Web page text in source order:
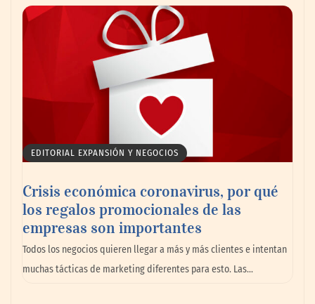
impulsando la colaboración en el sector
La omnicanalidad redefine la forma de
planear viajes en México
EDITORIAL EXPANSIÓN Y NEGOCIOS
Crisis económica coronavirus, por qué
los regalos promocionales de las
empresas son importantes
Todos los negocios quieren llegar a más y más clientes e intentan
muchas tácticas de marketing diferentes para esto. Las…